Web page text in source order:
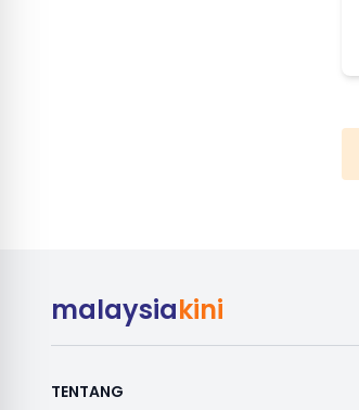
malaysiakini
TENTANG